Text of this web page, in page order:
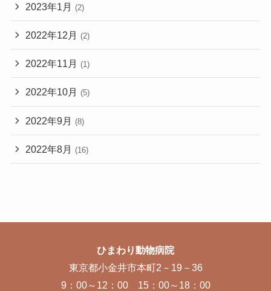
2023年1月 (2)
2022年12月 (2)
2022年11月 (1)
2022年10月 (5)
2022年9月 (8)
2022年8月 (16)
ひまわり動物病院
東京都小金井市本町2－19－36
9：00～12：00 15：00～18：00